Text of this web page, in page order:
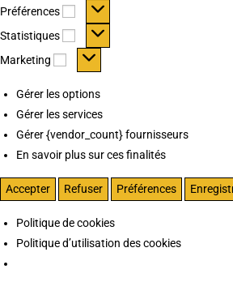
Préférences
Préférences
Statistiques Statistiques
Marketing Marketing
Gérer les options
Gérer les services
Gérer {vendor_count} fournisseurs
En savoir plus sur ces finalités
Accepter Refuser Préférences
Politique de cookies
Politique d’utilisation des cookies